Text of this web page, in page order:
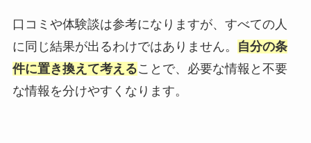
口コミや体験談は参考になりますが、すべての人
に同じ結果が出るわけではありません。
自分の条
件に置き換えて考えることで、必要な情報と不要
な情報を分けやすくなります。